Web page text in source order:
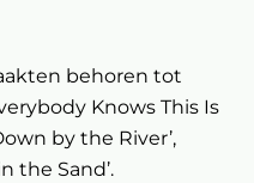
behoren tot
Knows This Is
by the River’,
the Sand’.